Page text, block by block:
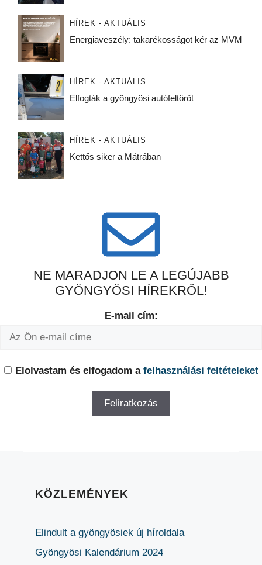
HÍREK - AKTUÁLIS
Energiaveszély: takarékosságot kér az MVM
HÍREK - AKTUÁLIS
Elfogták a gyöngyösi autófeltörőt
HÍREK - AKTUÁLIS
Kettős siker a Mátrában
NE MARADJON LE A LEGÚJABB
GYÖNGYÖSI HÍREKRŐL!
E-mail cím:
Elolvastam és elfogadom a felhasználási feltételeket
KÖZLEMÉNYEK
Elindult a gyöngyösiek új híroldala
Gyöngyösi Kalendárium 2024